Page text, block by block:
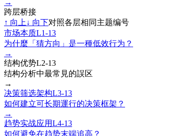
→
跨层桥接
↑ 向上 ↓ 向下对照各层相同主题编号
市场本质L1-13
为什麼「猜方向」是一種低效行为？
→
结构优势L2-13
结构分析中最常見的誤区
→
决策筛选架构L3-13
如何建立可长期運行的决策框架？
→
趋势实战应用L4-13
如何避免在趋势末端追高？